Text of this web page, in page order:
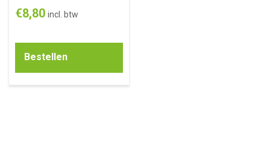
€8,80 incl. btw
Bestellen